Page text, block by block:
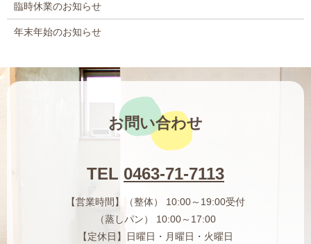
臨時休業のお知らせ
年末年始のお知らせ
お問い合わせ
TEL 0463-71-7113
【営業時間】（整体） 10:00～19:00受付
（蒸しパン） 10:00～17:00
【定休日】日曜日・月曜日・火曜日